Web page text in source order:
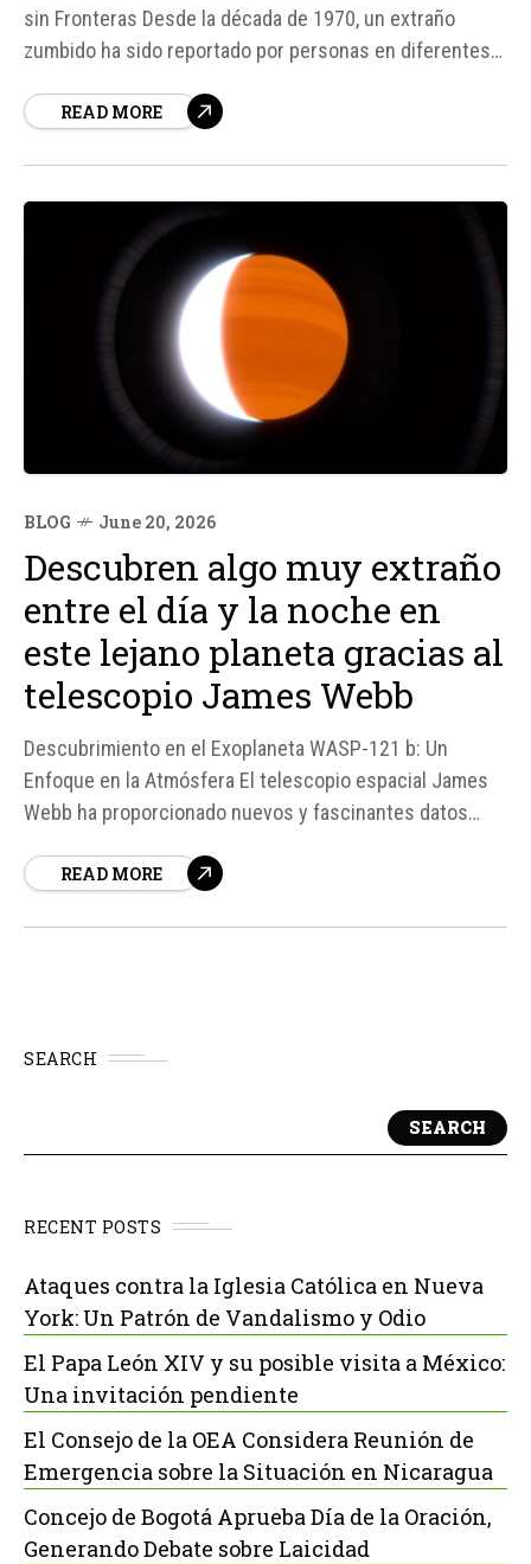
sin Fronteras Desde la década de 1970, un extraño
zumbido ha sido reportado por personas en diferentes
Australia, Nueva Zelanda y Norteamérica. Este sonido
READ MORE
BLOG June 20, 2026
Descubren algo muy extraño
entre el día y la noche en
este lejano planeta gracias al
telescopio James Webb
Descubrimiento en el Exoplaneta WASP-121 b: Un
Enfoque en la Atmósfera El telescopio espacial James
Webb ha proporcionado nuevos y fascinantes datos
extremadamente caliente situado fuera de nuestro
READ MORE
SEARCH
SEARCH
RECENT POSTS
Ataques contra la Iglesia Católica en Nueva
York: Un Patrón de Vandalismo y Odio
El Papa León XIV y su posible visita a México:
Una invitación pendiente
El Consejo de la OEA Considera Reunión de
Emergencia sobre la Situación en Nicaragua
Concejo de Bogotá Aprueba Día de la Oración,
Generando Debate sobre Laicidad